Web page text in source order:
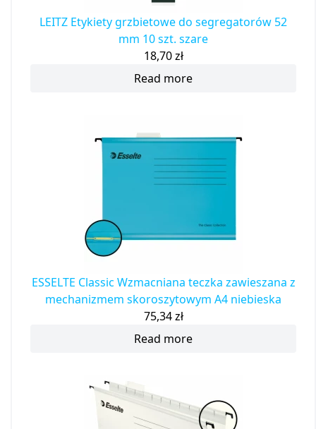
LEITZ Etykiety grzbietowe do segregatorów 52
mm 10 szt. szare
18,70zł
Read more
ESSELTE Classic Wzmacniana teczka zawieszana z
mechanizmem skoroszytowym A4 niebieska
75,34zł
Read more